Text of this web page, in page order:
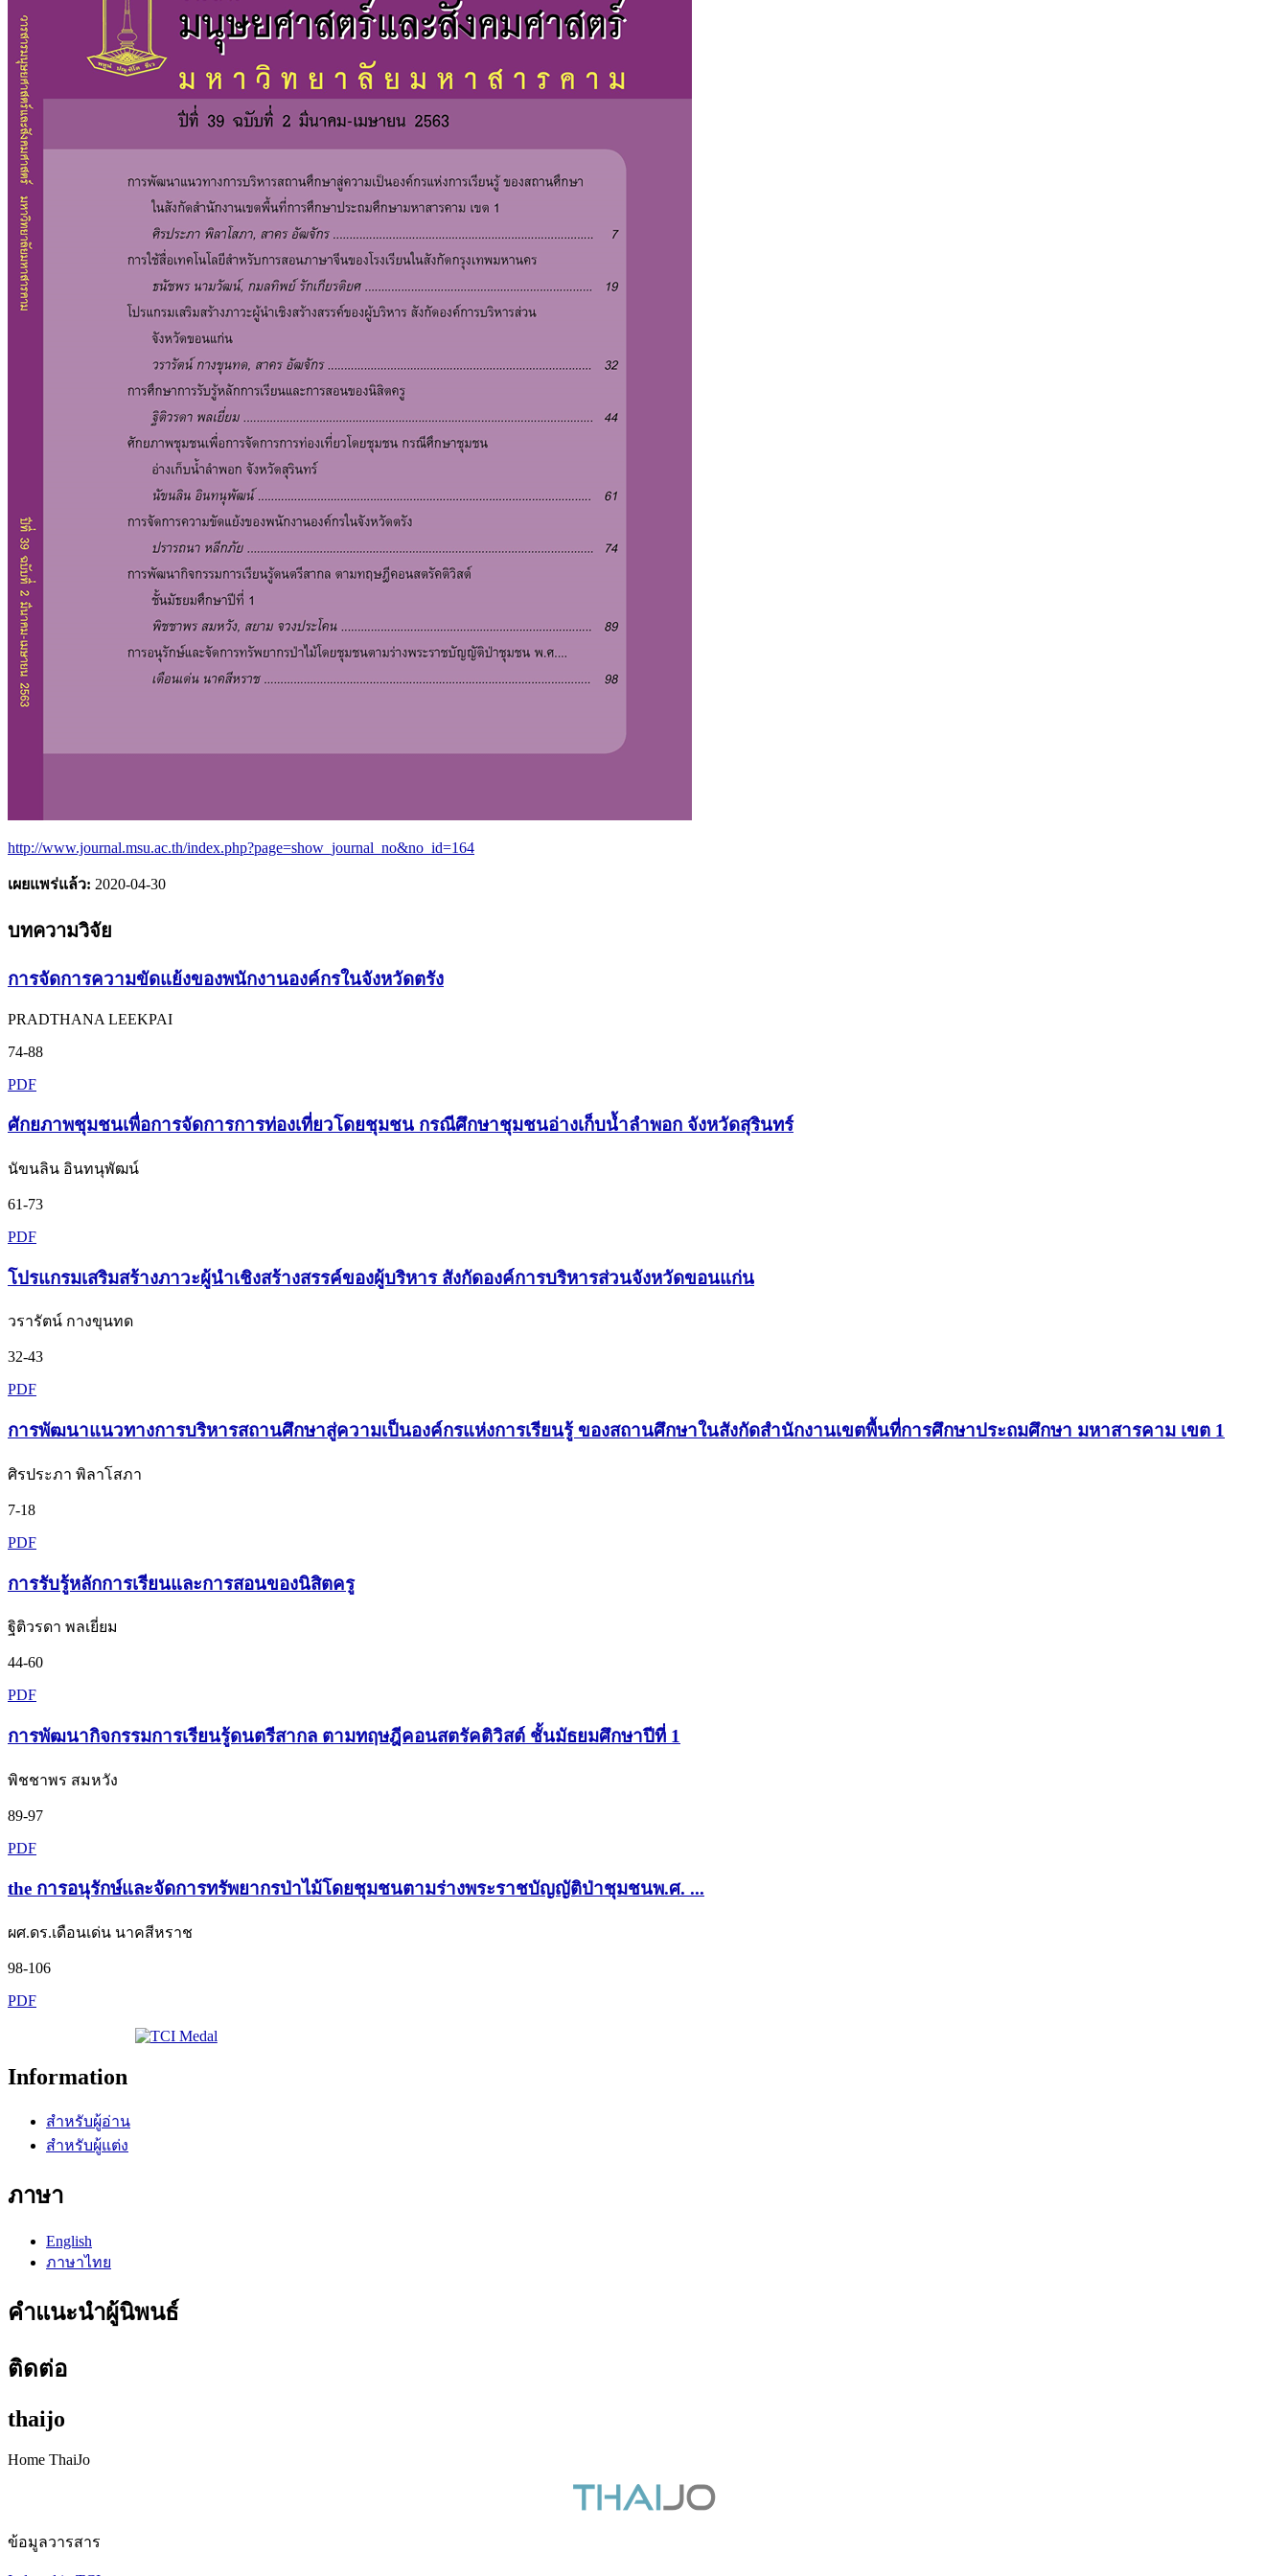
http://www.journal.msu.ac.th/index.php?page=show_journal_no&no_id=164
เผยแพร่แล้ว: 2020-04-30
บทความวิจัย
การจัดการความขัดแย้งของพนักงานองค์กรในจังหวัดตรัง
PRADTHANA LEEKPAI
74-88
PDF
ศักยภาพชุมชนเพื่อการจัดการการท่องเที่ยวโดยชุมชน กรณีศึกษาชุมชนอ่างเก็บน้ำลำพอก จังหวัดสุรินทร์
นัขนลิน อินทนุพัฒน์
61-73
PDF
โปรแกรมเสริมสร้างภาวะผู้นำเชิงสร้างสรรค์ของผู้บริหาร สังกัดองค์การบริหารส่วนจังหวัดขอนแก่น
วรารัตน์ กางขุนทด
32-43
PDF
การพัฒนาแนวทางการบริหารสถานศึกษาสู่ความเป็นองค์กรแห่งการเรียนรู้ ของสถานศึกษาในสังกัดสำนักงานเขตพื้นที่การศึกษาประถมศึกษา มหาสารคาม เขต 1
ศิรประภา พิลาโสภา
7-18
PDF
การรับรู้หลักการเรียนและการสอนของนิสิตครู
ฐิติวรดา พลเยี่ยม
44-60
PDF
การพัฒนากิจกรรมการเรียนรู้ดนตรีสากล ตามทฤษฎีคอนสตรัคติวิสต์ ชั้นมัธยมศึกษาปีที่ 1
พิชชาพร สมหวัง
89-97
PDF
the การอนุรักษ์และจัดการทรัพยากรป่าไม้โดยชุมชนตามร่างพระราชบัญญัติป่าชุมชนพ.ศ. ...
ผศ.ดร.เดือนเด่น นาคสีหราช
98-106
PDF
Information
สำหรับผู้อ่าน
สำหรับผู้แต่ง
ภาษา
English
ภาษาไทย
คำแนะนำผู้นิพนธ์
ติดต่อ
thaijo
Home ThaiJo
ข้อมูลวารสาร